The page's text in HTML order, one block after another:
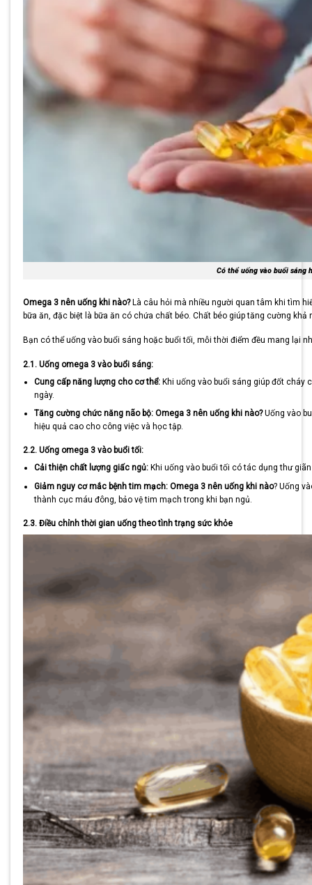
Có thể uống vào buổi sáng
Omega 3 nên uống khi nào?Là câu hỏi mà nhiều người quan tâm khi tìm
bữa ăn, đặc biệt là bữa ăn có chứa chất béo. Chất béo giúp tăng cường
Bạn có thể uống vào buổi sáng hoặc buổi tối, mỗi thời điểm đều mang lại
2.1. Uống omega 3 vào buổi sáng:
Cung cấp năng lượng cho cơ thể:Khi uống vào buổi sáng giúp đốt cháy
ngày.
Tăng cường chức năng não bộ: Omega 3 nên uống khi nào?Uống vào
hiệu quả cao cho công việc và học tập.
2.2. Uống omega 3 vào buổi tối:
Cải thiện chất lượng giấc ngủ: Khi uống vào buổi tối có tác dụng thư
Giảm nguy cơ mắc bệnh tim mạch: Omega 3 nên uống khi nào? Uống
thành cục máu đông, bảo vệ tim mạch trong khi bạn ngủ.
2.3. Điều chỉnh thời gian uống theo tình trạng sức khỏe